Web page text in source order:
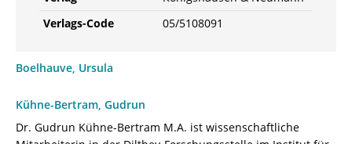
Verlags-Code
05/5108091
Boelhauve, Ursula
Kühne-Bertram, Gudrun
Dr. Gudrun Kühne-Bertram M.A. ist wissenschaftliche